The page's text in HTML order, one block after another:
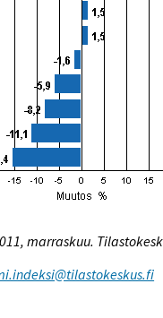
marraskuu.